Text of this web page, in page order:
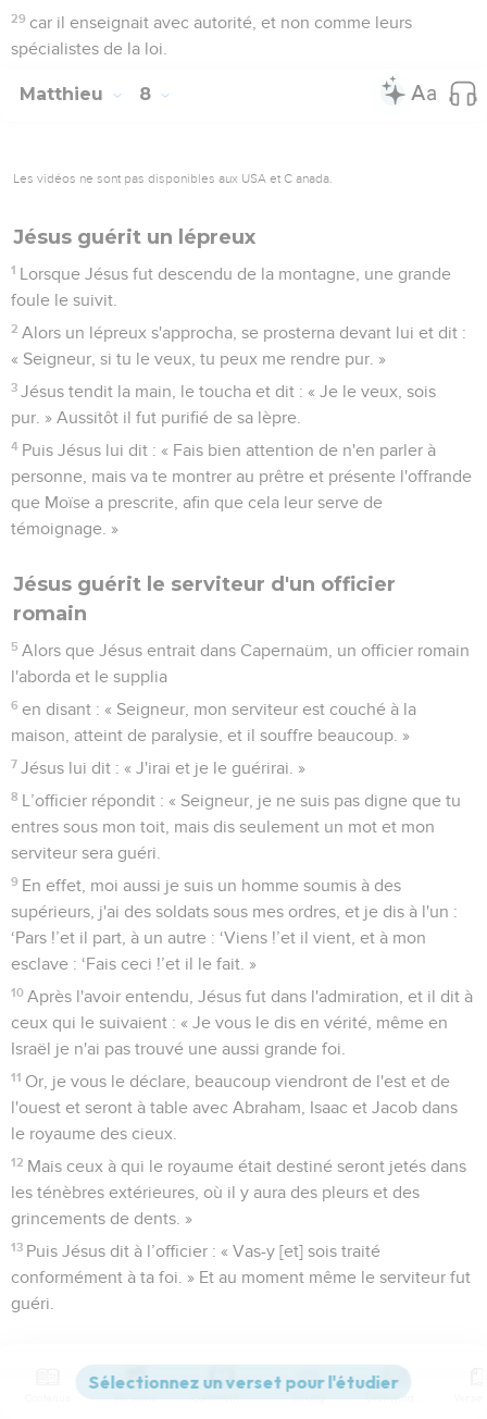
29 car il enseignait avec autorité, et non comme leurs
spécialistes de la loi.
Matthieu 8
Les vidéos ne sont pas disponibles aux USA et C anada.
Jésus guérit un lépreux
1 Lorsque Jésus fut descendu de la montagne, une grande
foule le suivit.
2 Alors un lépreux s'approcha, se prosterna devant lui et dit :
« Seigneur, si tu le veux, tu peux me rendre pur. »
3 Jésus tendit la main, le toucha et dit : « Je le veux, sois
pur. » Aussitôt il fut purifié de sa lèpre.
4 Puis Jésus lui dit : « Fais bien attention de n'en parler à
personne, mais va te montrer au prêtre et présente l'offrande
que Moïse a prescrite, afin que cela leur serve de
témoignage. »
Jésus guérit le serviteur d'un officier
romain
5 Alors que Jésus entrait dans Capernaüm, un officier romain
l'aborda et le supplia
6 en disant : « Seigneur, mon serviteur est couché à la
maison, atteint de paralysie, et il souffre beaucoup. »
7 Jésus lui dit : « J'irai et je le guérirai. »
8 L’officier répondit : « Seigneur, je ne suis pas digne que tu
entres sous mon toit, mais dis seulement un mot et mon
serviteur sera guéri.
9 En effet, moi aussi je suis un homme soumis à des
supérieurs, j'ai des soldats sous mes ordres, et je dis à l'un :
‘Pars !’et il part, à un autre : ‘Viens !’et il vient, et à mon
esclave : ‘Fais ceci !’et il le fait. »
10 Après l'avoir entendu, Jésus fut dans l'admiration, et il dit à
ceux qui le suivaient : « Je vous le dis en vérité, même en
Israël je n'ai pas trouvé une aussi grande foi.
11 Or, je vous le déclare, beaucoup viendront de l'est et de
l'ouest et seront à table avec Abraham, Isaac et Jacob dans
le royaume des cieux.
12 Mais ceux à qui le royaume était destiné seront jetés dans
les ténèbres extérieures, où il y aura des pleurs et des
grincements de dents. »
13 Puis Jésus dit à l’officier : « Vas-y [et] sois traité
conformément à ta foi. » Et au moment même le serviteur fut
guéri.
Jésus guérit beaucoup de malades
Jésus se rendit ensuite à la maison de Pierre. Il vit la belle-
Versions Commentaires Strong